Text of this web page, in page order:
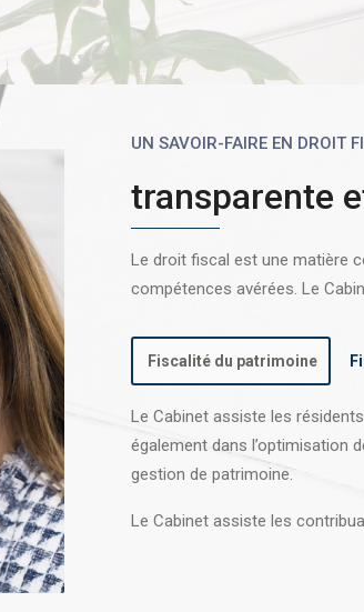
UN SAVOIR-FAIRE EN DROIT
transparente
Le droit fiscal est une matière
compétences avérées. Le
Fiscalité du patrimoine
Le Cabinet assiste les
également dans l’optimisation
gestion de patrimoine.
Le Cabinet assiste les